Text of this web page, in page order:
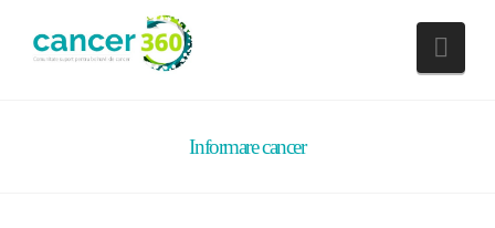
Informare cancer